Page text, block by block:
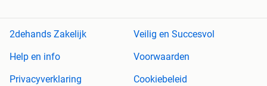
2dehands Zakelijk
Veilig en Succesvol
Help en info
Voorwaarden
Privacyverklaring
Cookiebeleid